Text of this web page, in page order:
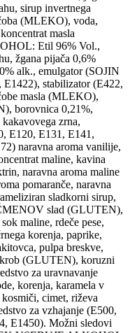
sirup invertnega
(MLEKO), voda,
masla
Etil 96% Vol.,
žgana pijača 0,6%
alk., emulgator (SOJIN
stabilizator (E422,
masla (MLEKO),
borovnica 0,21%,
zrna,
E120, E131, E141,
naravna aroma vanilije,
maline, kavina
naravna aroma maline
pomaranče, naravna
sladkorni sirup,
slad (GLUTEN),
maline, rdeče pese,
korenja, paprike,
pulpa breskve,
(GLUTEN), koruzni
za uravnavanje
korenja, karamela v
cimet, riževa
za vzhajanje (E500,
E1450). Možni sledovi